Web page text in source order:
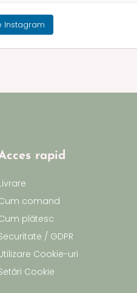
Instagram
rapid
comand
plătesc
/ GDPR
Cookie-uri
Cookie